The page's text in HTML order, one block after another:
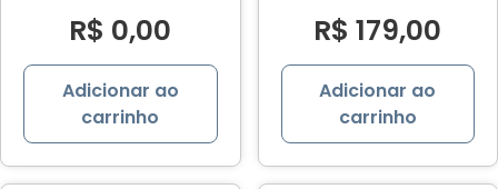
R$ 0,00
Adicionar ao
carrinho
R$ 179,00
Adicionar ao
carrinho